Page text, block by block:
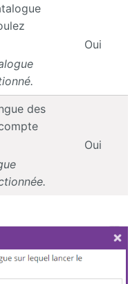
Oui
des
Oui